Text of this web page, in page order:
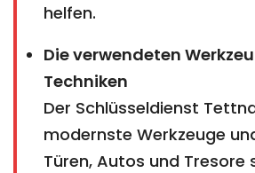
helfen.
Die verwendeten
Techniken
Der Schlüsseldienst
modernste Werkzeuge
Türen, Autos und Tresore